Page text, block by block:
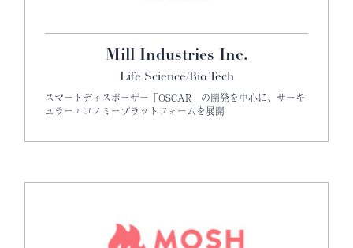
Mill Industries Inc.
Life Science/Bio Tech
スマートディスポーザー「OSCAR」の開発を中心に、サーキ
ュラーエコノミープラットフォームを展開